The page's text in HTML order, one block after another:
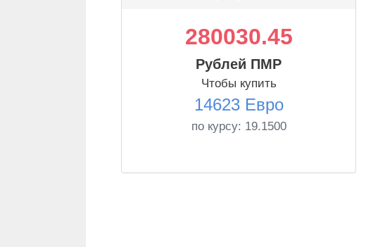
280030.45
Рублей ПМР
Чтобы купить
14623 Евро
по курсу: 19.1500